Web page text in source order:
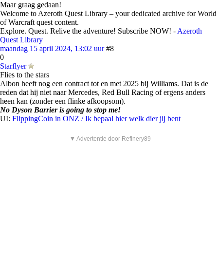
Maar graag gedaan!
Welcome to Azeroth Quest Library – your dedicated archive for World
of Warcraft quest content.
Explore. Quest. Relive the adventure! Subscribe NOW! - Azeroth
Quest Library
maandag 15 april 2024, 13:02 uur #8
0
Starflyer
Flies to the stars
Albon heeft nog een contract tot en met 2025 bij Williams. Dat is de
reden dat hij niet naar Mercedes, Red Bull Racing of ergens anders
heen kan (zonder een flinke afkoopsom).
No Dyson Barrier is going to stop me!
UI: FlippingCoin in ONZ / Ik bepaal hier welk dier jij bent
▼ Advertentie door Refinery89